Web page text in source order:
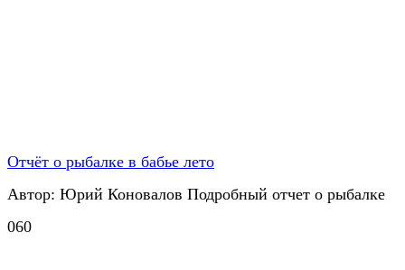
Отчёт о рыбалке в бабье лето
Автор: Юрий Коновалов Подробный отчет о рыбалке
060